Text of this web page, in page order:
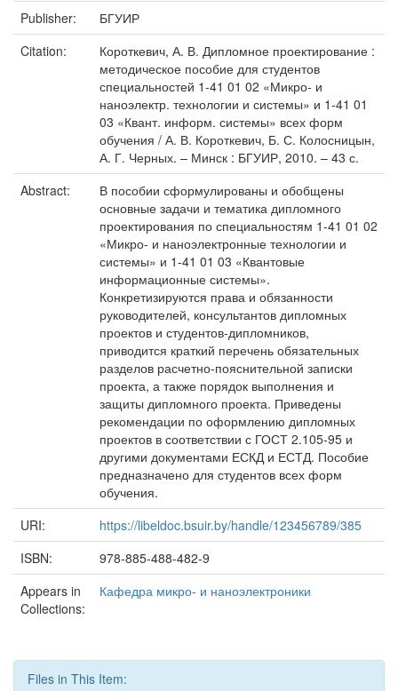
Publisher:
БГУИР
Citation:
Короткевич, А. В. Дипломное проектирование :
методическое пособие для студентов
специальностей 1-41 01 02 «Микро- и
наноэлектр. технологии и системы» и 1-41 01
03 «Квант. информ. системы» всех форм
обучения / А. В. Короткевич, Б. С. Колосницын,
А. Г. Черных. – Минск : БГУИР, 2010. – 43 с.
Abstract:
В пособии сформулированы и обобщены
основные задачи и тематика дипломного
проектирования по специальностям 1-41 01 02
«Микро- и наноэлектронные технологии и
системы» и 1-41 01 03 «Квантовые
информационные системы».
Конкретизируются права и обязанности
руководителей, консультантов дипломных
проектов и студентов-дипломников,
приводится краткий перечень обязательных
разделов расчетно-пояснительной записки
проекта, а также порядок выполнения и
защиты дипломного проекта. Приведены
рекомендации по оформлению дипломных
проектов в соответствии с ГОСТ 2.105-95 и
другими документами ЕСКД и ЕСТД. Пособие
предназначено для студентов всех форм
обучения.
URI:
https://libeldoc.bsuir.by/handle/123456789/385
ISBN:
978-885-488-482-9
Appears in
Collections:
Кафедра микро- и наноэлектроники
Files in This Item: